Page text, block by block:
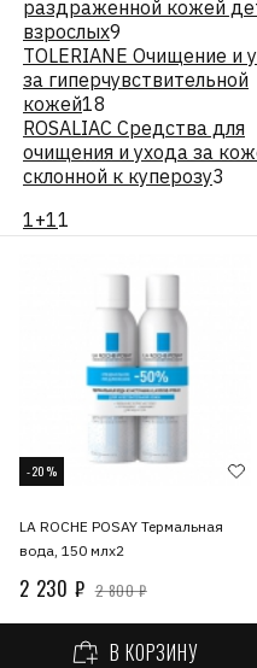
раздраженной кожей
взрослых9
TOLERIANE Очищение и
за гиперчувствительной
кожей18
ROSALIAC Средства для
очищения и ухода за
склонной к куперозу3
1+11
-20%
LA ROCHE POSAY Термальная
вода, 150 млх2
2 230 ₽ 2 800 ₽
В КОРЗИНУ